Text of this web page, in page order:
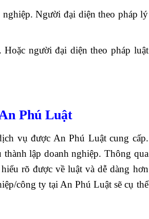
nghiệp. Người đại diện theo pháp lý
người đại diện theo pháp luật
Phú Luật
vụ được An Phú Luật cung cấp.
lập doanh nghiệp. Thông qua
rõ được về luật và dễ dàng hơn
công ty tại An Phú Luật sẽ cụ thể